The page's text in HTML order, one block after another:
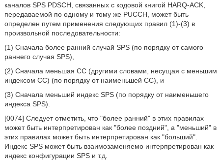
каналов SPS PDSCH, связанных с кодовой книгой HARQ-ACK,
передаваемой по одному и тому же PUCCH, может быть
определен путем применения следующих правил (1)-(3) в
произвольной последовательности:
(1) Сначала более ранний случай SPS (по порядку от самого
раннего случая SPS),
(2) Сначала меньшая СС (другими словами, несущая с меньшим
индексом СС) (по порядку от наименьшей СС), и
(3) Сначала меньший индекс SPS (по порядку от наименьшего
индекса SPS).
[0074] Следует отметить, что "более ранний" в этих правилах
может быть интерпретирован как "более поздний", а "меньший" в
этих правилах может быть интерпретирован как "больший".
Индекс SPS может быть взаимозаменяемо интерпретирован как
индекс конфигурации SPS и т.д.